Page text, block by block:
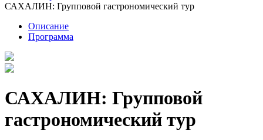
САХАЛИН: Групповой гастрономический тур
Описание
Программа
САХАЛИН: Групповой
гастрономический тур